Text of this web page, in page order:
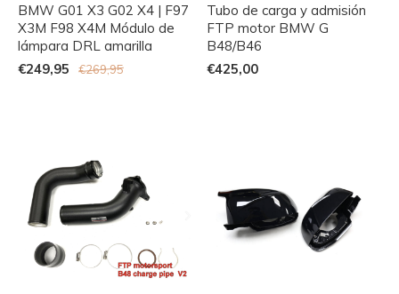
BMW G01 X3 G02 X4 | F97
X3M F98 X4M Módulo de
lámpara DRL amarilla
€249,95
€269,95
Tubo de carga y admisión
FTP motor BMW G
B48/B46
€425,00